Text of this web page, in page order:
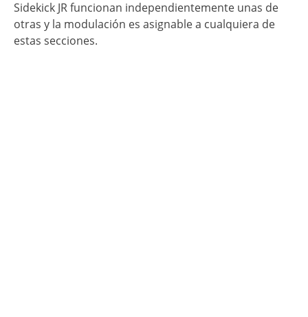
Sidekick JR funcionan independientemente unas de
otras y la modulación es asignable a cualquiera de
estas secciones.